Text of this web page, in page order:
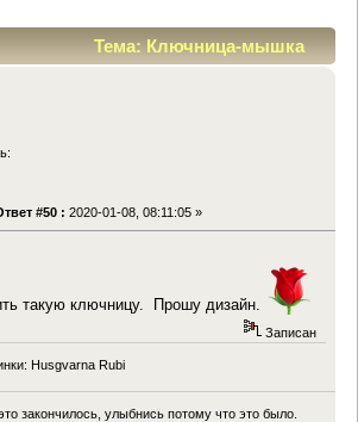
Тема: Ключница-мышка
раз)
#50 : 2020-01-08, 08:11:05 »
такую ключницу. Прошу дизайн.
Записан
Husgvarna Rubi
закончилось, улыбнись потому что это было.